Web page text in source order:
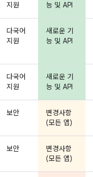
지원
능 및 API
다국어
지원
새로운 기
능 및 API
다국어
지원
새로운 기
능 및 API
보안
변경사항
(모든 앱)
보안
변경사항
(모든 앱)